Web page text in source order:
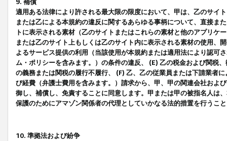
9. 補償
適用ある法律により許される最大限の限度において、甲は、乙のサイ
または乙による本規約の違反に関するあらゆる事柄について、直接ま
トに表示される素材（乙のサイトまたはこれらの素材と他のアプリ
または乙のサイト上もしくは乙のサイト内に表示される素材の使用、
よるサービス提供の利用（当該使用が本規約または適用法により認可
ム・ポリシーを含みます。）の条件の違反、 (E) 乙の税金および関税
の義務または関税の履行不履行、 (F) 乙、乙の従業員または下請業者
び経費（弁護士費用を含みます。）請求から、甲、甲の関連会社およ
御し、補償し、免責することに同意します。甲または甲の被指名人は
保護のためにアマゾン関係者の代理としていかなる法的措置を行うこ
10. 準拠法および紛争